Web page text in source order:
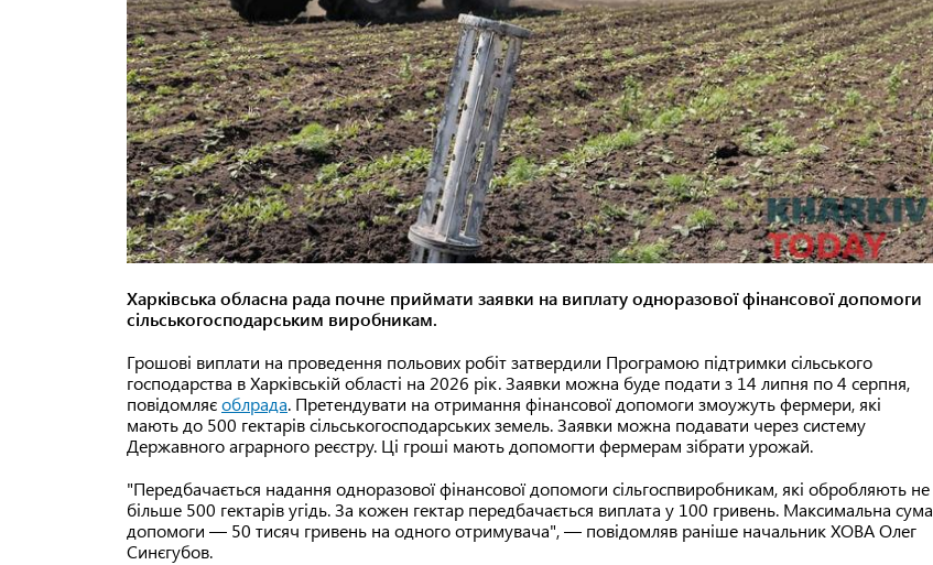
Харківська обласна рада почне приймати заявки на виплату одноразової фінансової допомоги
сільськогосподарським виробникам.
Грошові виплати на проведення польових робіт затвердили Програмою підтримки сільського
господарства в Харківській області на 2026 рік. Заявки можна буде подати з 14 липня по 4 серпня,
повідомляєоблрада. Претендувати на отримання фінансової допомоги змоужуть фермери, які
мають до 500 гектарів сільськогосподарських земель. Заявки можна подавати через систему
Державного аграрного реєстру. Ці гроші мають допомогти фермерам зібрати урожай.
"Передбачається надання одноразової фінансової допомоги сільгоспвиробникам, які обробляють не
більше 500 гектарів угідь. За кожен гектар передбачається виплата у 100 гривень. Максимальна сума
допомоги — 50 тисяч гривень на одного отримувача", — повідомляв раніше начальник ХОВА Олег
Синєгубов.